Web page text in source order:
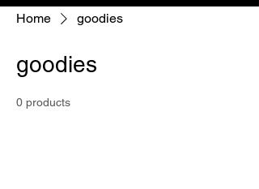
Home goodies
goodies
0 products